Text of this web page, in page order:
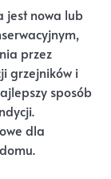
jest nowa lub
przez
grzejników i
sposób
dla